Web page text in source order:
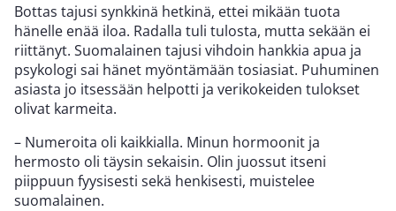
Bottas tajusi synkkinä hetkinä, ettei mikään tuota
hänelle enää iloa. Radalla tuli tulosta, mutta sekään ei
riittänyt. Suomalainen tajusi vihdoin hankkia apua ja
psykologi sai hänet myöntämään tosiasiat. Puhuminen
asiasta jo itsessään helpotti ja verikokeiden tulokset
olivat karmeita.
– Numeroita oli kaikkialla. Minun hormoonit ja
hermosto oli täysin sekaisin. Olin juossut itseni
piippuun fyysisesti sekä henkisesti, muistelee
suomalainen.